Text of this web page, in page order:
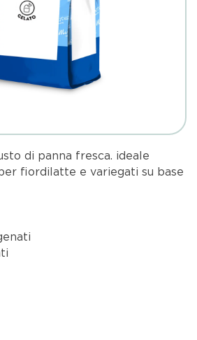
di panna fresca. ideale
fiordilatte e variegati su base